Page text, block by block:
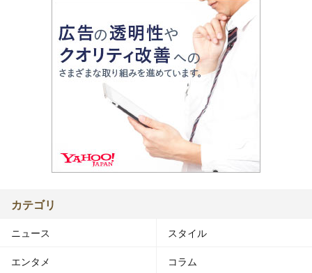
カテゴリ
ニュース スタイル
エンタメ コラム